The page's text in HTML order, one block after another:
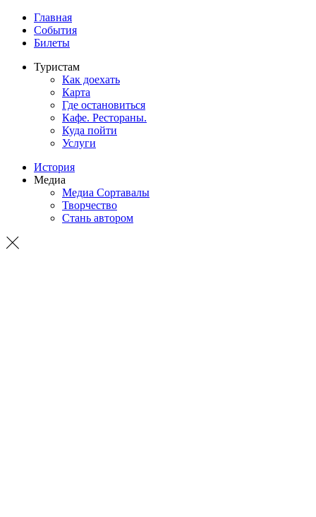
Главная
События
Билеты
Туристам
Как доехать
Карта
Где остановиться
Кафе. Рестораны.
Куда пойти
Услуги
История
Медиа
Медиа Сортавалы
Творчество
Стань автором